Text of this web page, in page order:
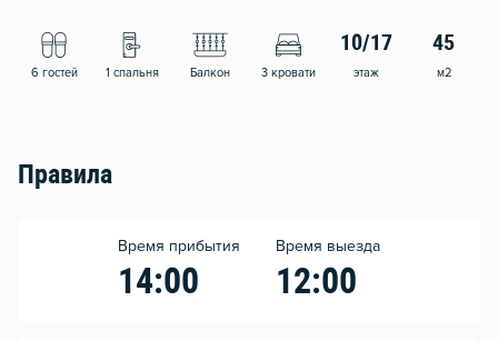
6 гостей 1 спальня Балкон 3 кровати
10/17
этаж
45
м2
Правила
Время прибытия
14:00
Время выезда
12:00